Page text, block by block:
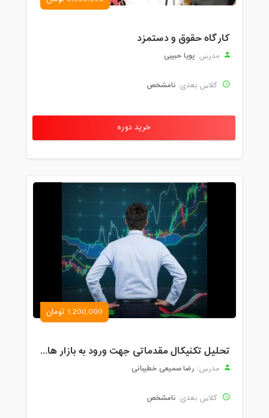
کارگاه حقوق و دستمزد
مدرس: پویا حبیبی
کلاس بعدی: نامشخص
خرید دوره
1,200,000 تومان
تحلیل تکنیکال مقدماتی جهت ورود به بازار های مالی (رمز ارز و فارکس )
مدرس: رضا سمیعی خطیبانی
کلاس بعدی: نامشخص